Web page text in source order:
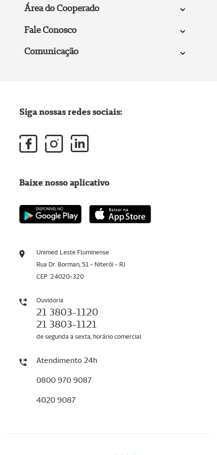
Área do Cooperado
Fale Conosco
Comunicação
Unimed Leste Fluminense
Rua Dr. Borman, 51 - Niterói - RJ
CEP: 24020-320
Ouvidoria
21 3803-1120
21 3803-1121
de segunda a sexta, horário comercial
Atendimento 24h
0800 970 9087
4020 9087
Siga nossas redes sociais:
Baixe nosso aplicativo